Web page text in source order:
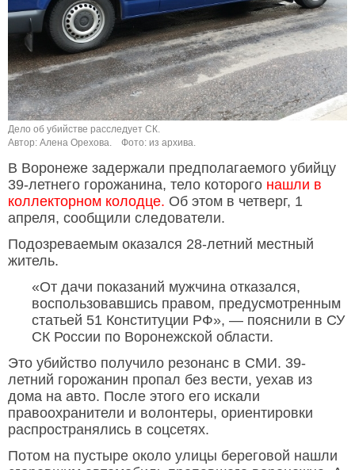
Дело об убийстве расследует СК.
Автор: Алена Орехова.
Фото: из архива.
В Воронеже задержали предполагаемого убийцу
39-летнего горожанина, тело которого нашли в
коллекторном колодце. Об этом в четверг, 1
апреля, сообщили следователи.
Подозреваемым оказался 28-летний местный
житель.
«От дачи показаний мужчина отказался,
воспользовавшись правом, предусмотренным
статьей 51 Конституции РФ», — пояснили в СУ
СК России по Воронежской области.
Это убийство получило резонанс в СМИ. 39-
летний горожанин пропал без вести, уехав из
дома на авто. После этого его искали
правоохранители и волонтеры, ориентировки
распространялись в соцсетях.
Потом на пустыре около улицы береговой нашли